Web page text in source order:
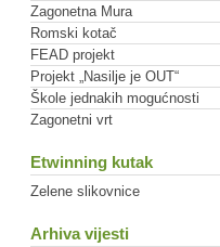
Zagonetna Mura
Romski kotač
FEAD projekt
Projekt „Nasilje je OUT“
Škole jednakih mogućnosti
Zagonetni vrt
Etwinning kutak
Zelene slikovnice
Arhiva vijesti